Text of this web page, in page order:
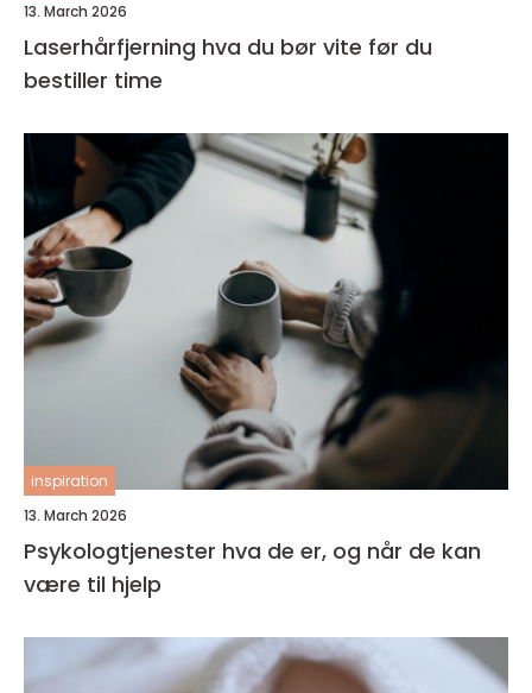
13. March 2026
Laserhårfjerning hva du bør vite før du
bestiller time
inspiration
13. March 2026
Psykologtjenester hva de er, og når de kan
være til hjelp